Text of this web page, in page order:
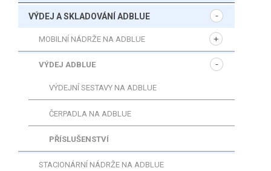
VÝDEJ A SKLADOVÁNÍ ADBLUE
MOBILNÍ NÁDRŽE NA ADBLUE
VÝDEJ ADBLUE
VÝDEJNÍ SESTAVY NA ADBLUE
ČERPADLA NA ADBLUE
PŘÍSLUŠENSTVÍ
STACIONÁRNÍ NÁDRŽE NA ADBLUE